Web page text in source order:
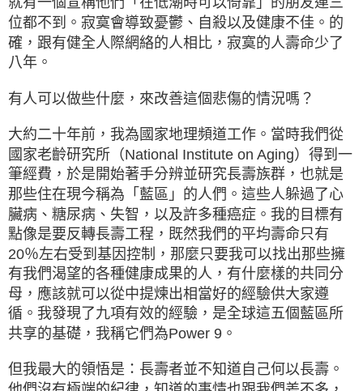
位都不到。寂寞會導致憂鬱、自殺以及健康不佳。的
確，跟有健全人際網絡的人相比，寂寞的人壽命少了
八年。
有人可以做些什麼，來改善這個悲傷的情況嗎？
大約二十年前，我為國家地理頻道工作。當時我們從
國家老齡研究所（National Institute on Aging）得到一
筆經費，於是開始著手分辨並研究長壽族群，也就是
那些住在現今稱為「藍區」的人們。這些人躲過了心
臟病、糖尿病、失智，以及許多種癌症。我的目標有
點像是要反轉長壽工程，既然我們的平均壽命只有
20％左右受到基因控制，那麼只要我可以找出那些擁
有我們渴望的各種健康成果的人，有什麼樣的共同分
母，應該就可以從中提煉出相當好的經驗供大家遵
循。我發現了九項有效的經驗，是全球這五個藍區所
共享的基礎，我稱它們為Power 9。
但我最大的領悟是：長壽者並不知道自己何以長壽。